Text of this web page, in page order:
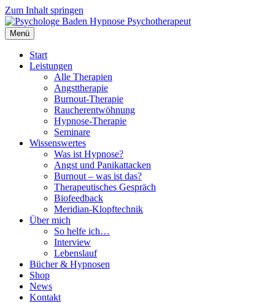
Zum Inhalt springen
Menü
Start
Leistungen
Alle Therapien
Angsttherapie
Burnout-Therapie
Raucherentwöhnung
Hypnose-Therapie
Seminare
Wissenswertes
Was ist Hypnose?
Angst und Panikattacken
Burnout – was ist das?
Therapeutisches Gespräch
Biofeedback
Meridian-Klopftechnik
Über mich
So helfe ich…
Interview
Lebenslauf
Bücher & Hypnosen
Shop
News
Kontakt